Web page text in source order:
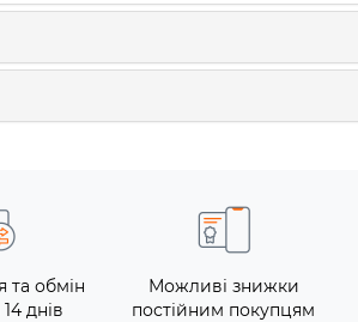
та обмін
днів
Можливі знижки
постійним покупцям